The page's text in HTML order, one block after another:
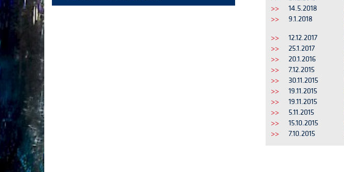
>>
14.5.2018
>>
9.1.2018
>>
12.12.2017
>>
25.1.2017
>>
20.1.2016
>>
7.12.2015
>>
30.11.2015
>>
19.11.2015
>>
19.11.2015
>>
5.11.2015
>>
15.10.2015
>>
7.10.2015